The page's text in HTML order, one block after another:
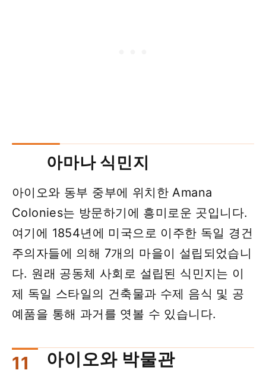
아마나 식민지
아이오와 동부 중부에 위치한 Amana
Colonies는 방문하기에 흥미로운 곳입니다.
여기에 1854년에 미국으로 이주한 독일 경건
주의자들에 의해 7개의 마을이 설립되었습니
다. 원래 공동체 사회로 설립된 식민지는 이
제 독일 스타일의 건축물과 수제 음식 및 공
예품을 통해 과거를 엿볼 수 있습니다.
아이오와 박물관